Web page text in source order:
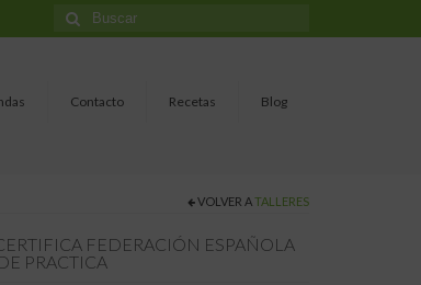
Buscar
por:
Contacto Recetas Blog
VOLVER ATALLERES
FEDERACIÓN ESPAÑOLA
PRACTICA